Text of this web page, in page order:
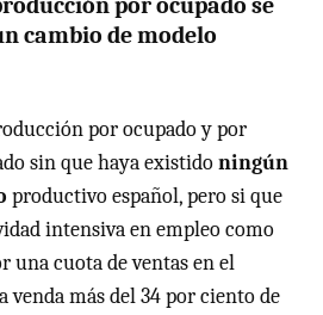
cambio de modelo
por ocupado y por
sin que haya existidoningún
productivo español, pero si que
intensiva en empleo como
una cuota de ventas en el
venda más del 34 por ciento de